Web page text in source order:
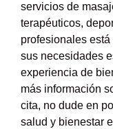
servicios de
terapéuticos,
profesionales
sus necesidades
experiencia de
más información
cita, no dude en
salud y bienestar